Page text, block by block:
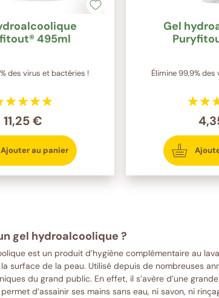
495ml
des virus et bactéries !
11,25 €
Ajouter au panier
Gel
Élimine 99,9%
gel hydroalcoolique ?
est un produit d’hygiène complémentaire au
surface de la peau. Utilisé depuis de nombreuses
du grand public. En effet, il s’avère d’une
d’assainir ses mains sans eau, ni savon, ni